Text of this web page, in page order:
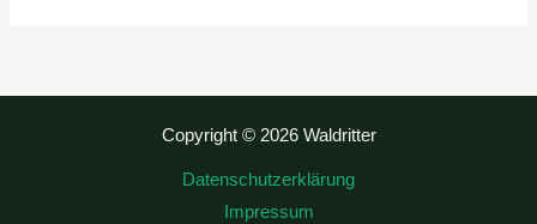
Copyright © 2026 Waldritter
Datenschutzerklärung
Impressum